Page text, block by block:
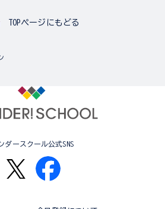
TOPページにもどる
ダースクール公式SNS